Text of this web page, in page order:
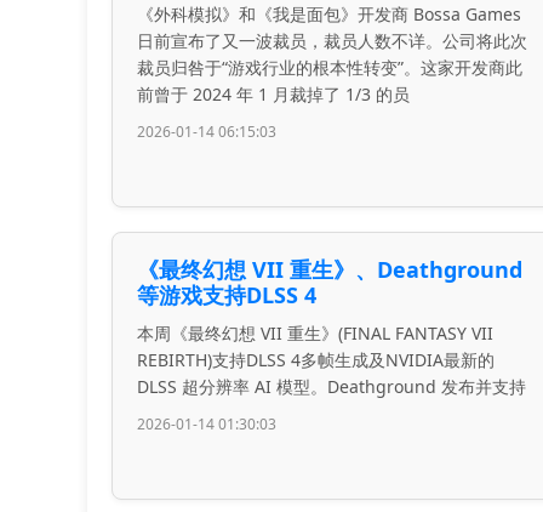
《外科模拟》和《我是面包》开发商 Bossa Games
日前宣布了又一波裁员，裁员人数不详。公司将此次
裁员归咎于“游戏行业的根本性转变”。这家开发商此
前曾于 2024 年 1 月裁掉了 1/3 的员
2026-01-14 06:15:03
《最终幻想 VII 重生》、Deathground
等游戏支持DLSS 4
本周《最终幻想 VII 重生》(FINAL FANTASY VII
REBIRTH)支持DLSS 4多帧生成及NVIDIA最新的
DLSS 超分辨率 AI 模型。Deathground 发布并支持
2026-01-14 01:30:03